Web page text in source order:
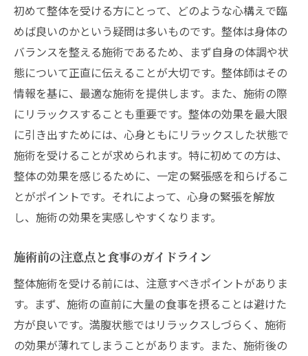
初めて整体を受ける方にとって、どのような心構えで臨
めば良いのかという疑問は多いものです。整体は身体の
バランスを整える施術であるため、まず自身の体調や状
態について正直に伝えることが大切です。整体師はその
情報を基に、最適な施術を提供します。また、施術の際
にリラックスすることも重要です。整体の効果を最大限
に引き出すためには、心身ともにリラックスした状態で
施術を受けることが求められます。特に初めての方は、
整体の効果を感じるために、一定の緊張感を和らげるこ
とがポイントです。それによって、心身の緊張を解放
し、施術の効果を実感しやすくなります。
施術前の注意点と食事のガイドライン
整体施術を受ける前には、注意すべきポイントがありま
す。まず、施術の直前に大量の食事を摂ることは避けた
方が良いです。満腹状態ではリラックスしづらく、施術
の効果が薄れてしまうことがあります。また、施術後の